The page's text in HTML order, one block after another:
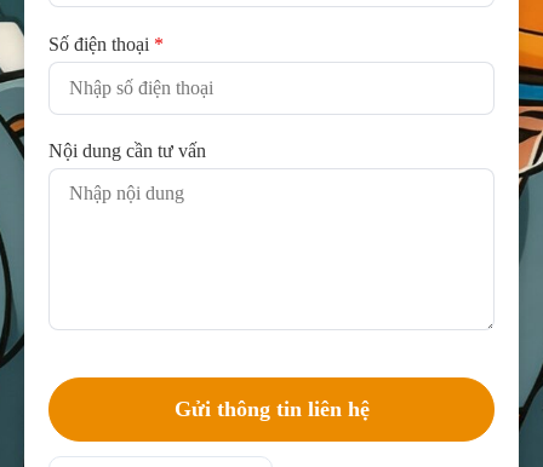
Số điện thoại *
Nội dung cần tư vấn